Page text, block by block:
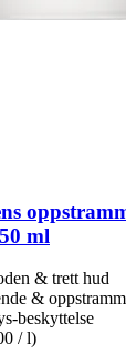
ml
& trett hud
&
beskyttelse
/ l)